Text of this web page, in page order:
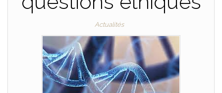
Actualités